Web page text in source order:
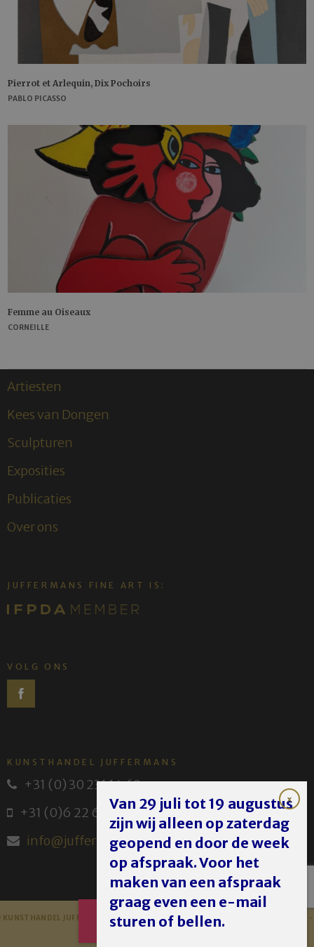
AFSPRAAK
MAKEN
Pierrot et Arlequin, Dix Pochoirs
PABLO PICASSO
Femme au Oiseaux
CORNEILLE
Artiesten
Kees van Dongen
Sculpturen
Exposities
Publicaties
Over ons
JUFFERMANS FINE ART IS:
VOLG ONS
KUNSTHANDEL JUFFERMANS
+31 (0) 30 231 14 63
+31 (0)6 22 614 582
info@juffermans.nl
JUFFERMANS - JUFFERMANS FINE ART 2023 -
Van 29 juli tot 19 augustus
zijn wij alleen op zaterdag
geopend en door de week
op afspraak. Voor het
maken van een afspraak
graag even een e-mail
sturen of bellen.